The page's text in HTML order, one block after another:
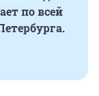
по всей